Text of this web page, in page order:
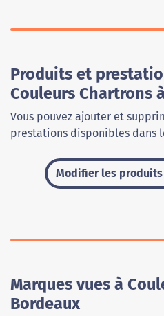
Produits et
Couleurs Chartrons
Vous pouvez ajouter et
prestations disponibles dans
Modifier les
Marques vues à
Bordeaux